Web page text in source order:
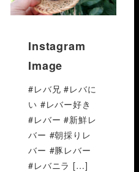
Instagram
Image
#レバ兄 #レバに
い #レバー好き
#レバー #新鮮レ
バー #朝採りレ
バー #豚レバー
#レバニラ […]